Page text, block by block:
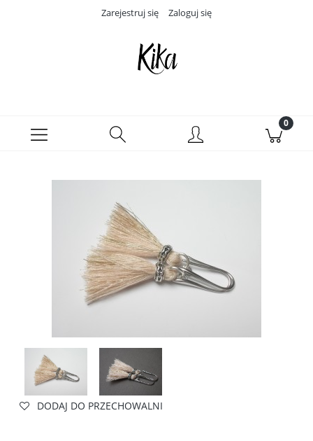
Zarejestruj się Zaloguj się
DODAJ DO PRZECHOWALNI